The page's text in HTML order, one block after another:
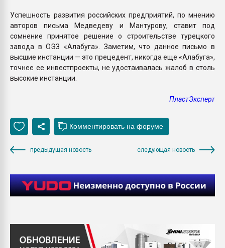
Успешность развития российских предприятий, по мнению
авторов письма Медведеву и Мантурову, ставит под
сомнение принятое решение о строительстве турецкого
завода в ОЭЗ «Алабуга». Заметим, что данное письмо в
высшие инстанции — это прецедент, никогда еще «Алабуга»,
точнее ее инвестпроекты, не удостаивалась жалоб в столь
высокие инстанции.
ПластЭксперт
предыдущая новость следующая новость